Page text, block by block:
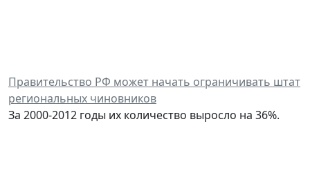
Правительство РФ может начать ограничивать штат
региональных чиновников
За 2000-2012 годы их количество выросло на 36%.